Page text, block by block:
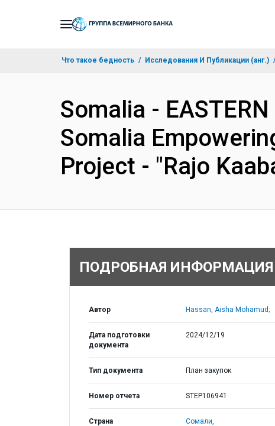
Что такое бедность Исследования И Публикации (анг.)
Somalia -
Somalia
Project - "Rajo
ПОДРОБНАЯ ИНФОРМАЦИЯ
Автор Hassan, Aisha Mohamud;
Дата подготовки
документа
2024/12/19
Тип документа План закупок
Номер отчета STEP106941
Страна Сомали,